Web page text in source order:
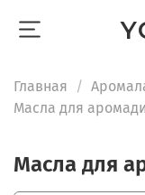
Главная
Масла для
Масла для